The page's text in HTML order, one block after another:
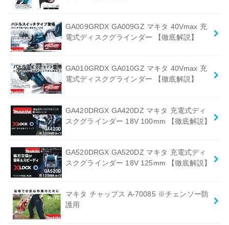
GA009GRDX GA009GZ マキタ 40Vmax 充
電式ディスクグラインダー 【徹底解説】
GA010GRDX GA010GZ マキタ 40Vmax 充
電式ディスクグラインダー 【徹底解説】
GA420DRGX GA420DZ マキタ 充電式ディ
スクグラインダー 18V 100mm 【徹底解説】
GA520DRGX GA520DZ マキタ 充電式ディ
スクグラインダー 18V 125mm 【徹底解説】
マキタ チャップス A-70085 ※チェンソー防
護用